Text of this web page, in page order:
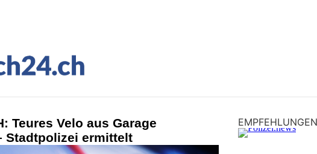
Teures Velo aus Garage
Stadtpolizei ermittelt
EMPFEHLUNGEN